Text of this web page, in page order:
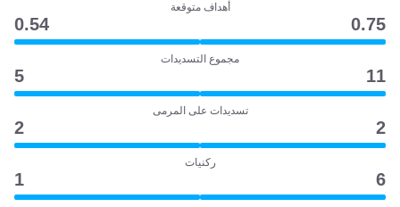
أهداف متوقعة
0.75
0.54
مجموع التسديدات
11
5
تسديدات على المرمى
2
2
ركنيات
6
1